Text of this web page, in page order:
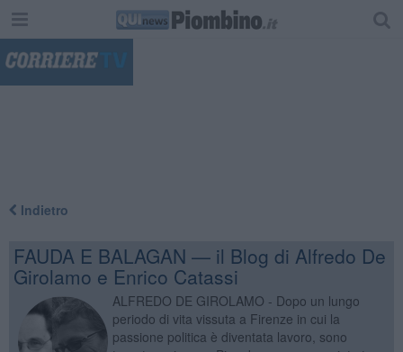
Indietro
FAUDA E BALAGAN — il Blog di Alfredo De
Girolamo e Enrico Catassi
ALFREDO DE GIROLAMO - Dopo un lungo
periodo di vita vissuta a Firenze in cui la
passione politica è diventata lavoro, sono